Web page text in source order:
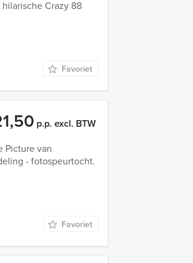
Crazy 88
Favoriet
p.p. excl. BTW
Picture van
- fotospeurtocht.
Favoriet